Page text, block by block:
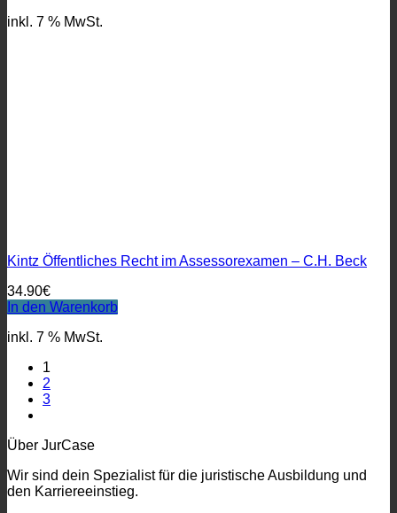
inkl. 7 % MwSt.
Kintz Öffentliches Recht im Assessorexamen – C.H. Beck
34.90€
In den Warenkorb
inkl. 7 % MwSt.
1
2
3
Über JurCase
Wir sind dein Spezialist für die juristische Ausbildung und
den Karriereeinstieg.